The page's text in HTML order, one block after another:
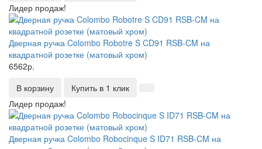
Лидер продаж!
Дверная ручка Colombo Robotre S CD91 RSB-CM на
квадратной розетке (матовый хром)
6562р.
В корзину
Купить в 1 клик
Лидер продаж!
Дверная ручка Colombo Robocinque S ID71 RSB-CM на